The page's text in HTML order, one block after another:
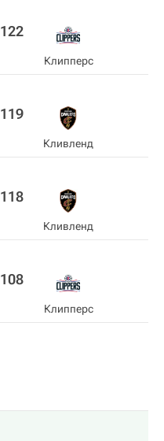
122
Клипперс
119
Кливленд
118
Кливленд
108
Клипперс